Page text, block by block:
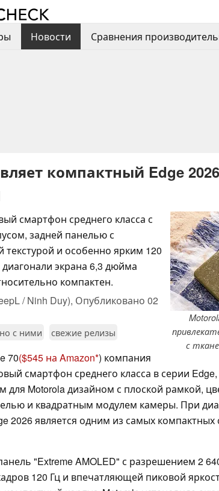
Новости Сравнения
компактный Edge
с
смартфон среднего класса с
задней панелью с
текстурой и особенно ярким 120
экрана 6,3 дюйма
компактен.
/ Ninh Duy), Опубликовано 02
с ними свежие релизы
70($545 на Amazon ) компания
смартфон среднего класса в серии
для Motorola дизайном с плоской рамкой,
и квадратным модулем камеры. При
2026 является одним из самых
"Extreme AMOLED" с разрешением 2
120 Гц и впечатляющей пиковой